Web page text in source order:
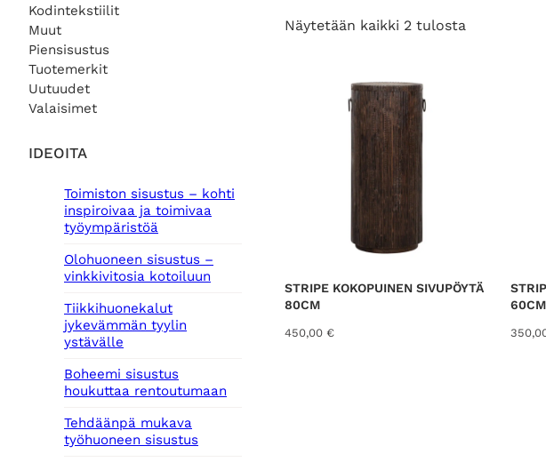
Kodintekstiilit
Muut
Piensisustus
Tuotemerkit
Uutuudet
Valaisimet
IDEOITA
Toimiston sisustus – kohti
inspiroivaa ja toimivaa
työympäristöä
Olohuoneen sisustus –
vinkkivitosia kotoiluun
Tiikkihuonekalut
jykevämmän tyylin
ystävälle
Boheemi sisustus
houkuttaa rentoutumaan
Tehdäänpä mukava
työhuoneen sisustus
Näytetään kaikki 2 tulosta
s
STRIPE KOKOPUINEN SIVUPÖYTÄ
80CM
450,00 €
60CM